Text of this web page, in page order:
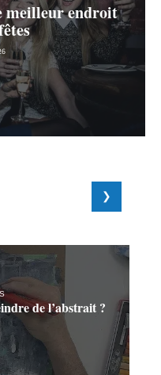
meilleur endroit
de l’abstrait ?